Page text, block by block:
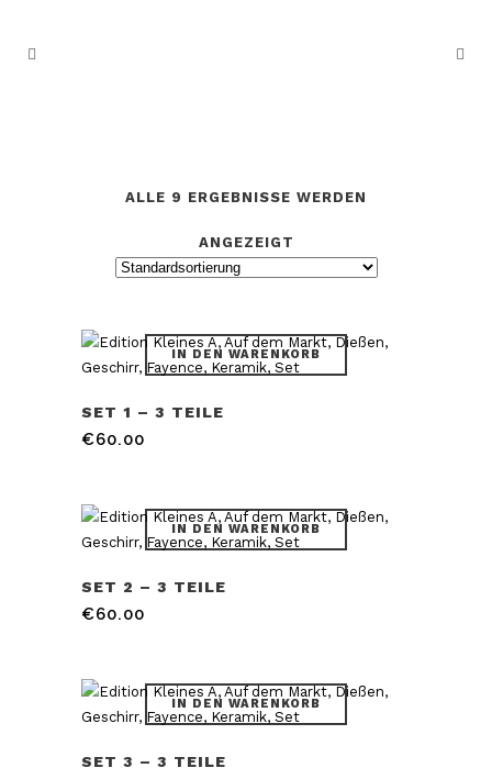
ALLE 9 ERGEBNISSE WERDEN
ANGEZEIGT
IN DEN WARENKORB
SET 1 – 3 TEILE
€60.00
IN DEN WARENKORB
SET 2 – 3 TEILE
€60.00
IN DEN WARENKORB
SET 3 – 3 TEILE